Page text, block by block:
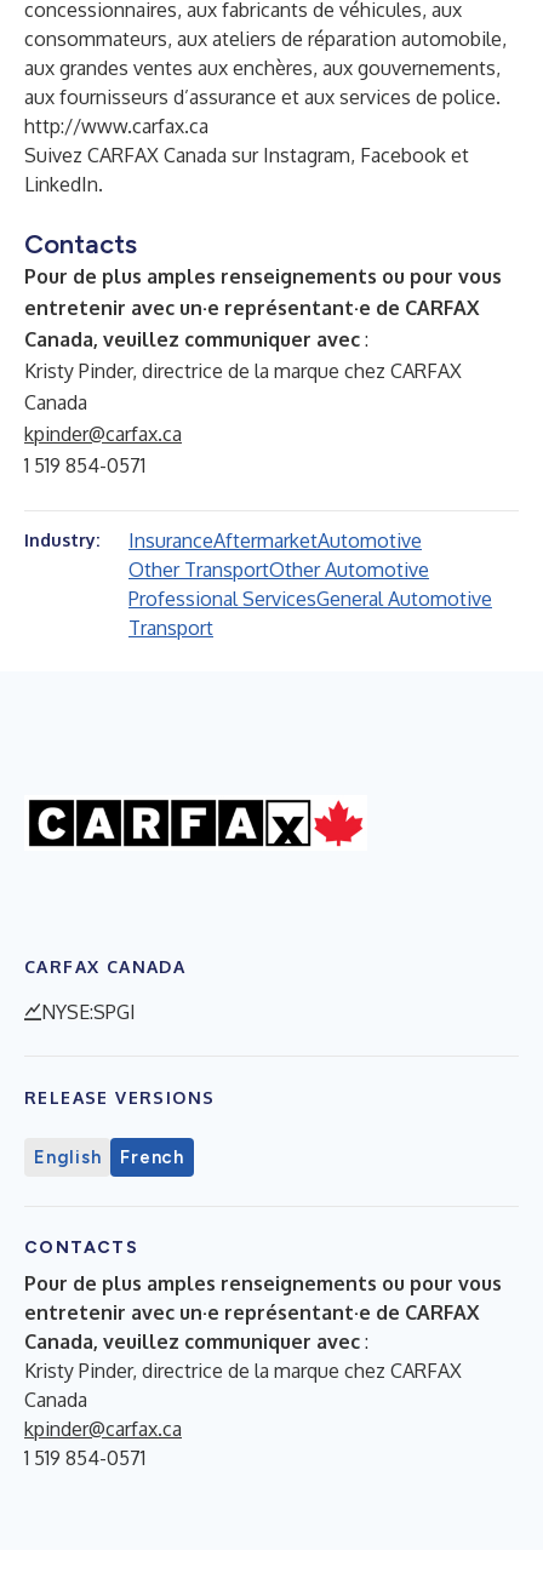
concessionnaires, aux fabricants de véhicules, aux
consommateurs, aux ateliers de réparation automobile,
aux grandes ventes aux enchères, aux gouvernements,
aux fournisseurs d’assurance et aux services de police.
http://www.carfax.ca
Suivez CARFAX Canada sur Instagram, Facebook et
LinkedIn.
Contacts
Pour de plus amples renseignements ou pour vous
entretenir avec un·e représentant·e de CARFAX
Canada, veuillez communiquer avec :
Kristy Pinder, directrice de la marque chez CARFAX
Canada
kpinder@carfax.ca
1 519 854-0571
Industry: InsuranceAftermarketAutomotive
Other TransportOther Automotive
Professional ServicesGeneral Automotive
Transport
CARFAX CANADA
NYSE:SPGI
RELEASE VERSIONS
English French
CONTACTS
Pour de plus amples renseignements ou pour vous
entretenir avec un·e représentant·e de CARFAX
Canada, veuillez communiquer avec :
Kristy Pinder, directrice de la marque chez CARFAX
Canada
kpinder@carfax.ca
1 519 854-0571